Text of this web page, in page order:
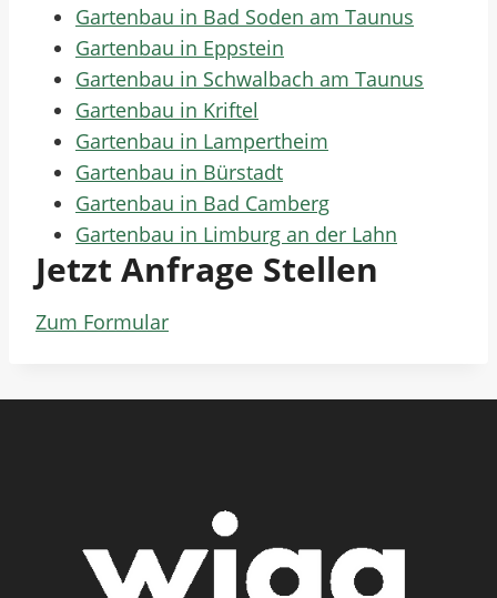
Gartenbau in Bad Soden am Taunus
Gartenbau in Eppstein
Gartenbau in Schwalbach am Taunus
Gartenbau in Kriftel
Gartenbau in Lampertheim
Gartenbau in Bürstadt
Gartenbau in Bad Camberg
Gartenbau in Limburg an der Lahn
Jetzt Anfrage Stellen
Zum Formular